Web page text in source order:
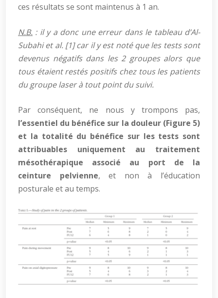
ces résultats se sont maintenus à 1 an.
N.B. : il y a donc une erreur dans le tableau d’Al-
Subahi et al. [1] car il y est noté que les tests sont
devenus négatifs dans les 2 groupes alors que
tous étaient restés positifs chez tous les patients
du groupe laser à tout point du suivi.
Par conséquent, ne nous y trompons pas,
l’essentiel du bénéfice sur la douleur (Figure 5)
et la totalité du bénéfice sur les tests sont
attribuables uniquement au traitement
mésothérapique associé au port de la
ceinture pelvienne, et non à l’éducation
posturale et au temps.